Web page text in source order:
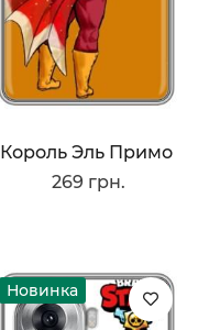
Король Эль Примо
269 грн.
Новинка